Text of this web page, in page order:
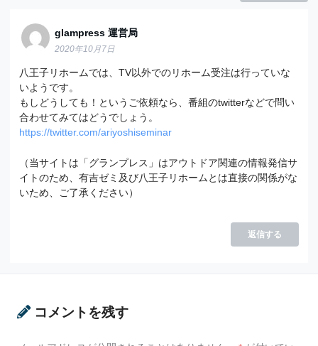
glampress 運営局
2020年10月7日
八王子リホームでは、TV以外でのリホーム受注は行っていな
いようです。
もしどうしても！というご依頼なら、番組のtwitterなどで問い
合わせてみてはどうでしょう。
https://twitter.com/ariyoshiseminar
（当サイトは「グランプレス」はアウトドア関連の情報発信サ
イトのため、有吉ゼミ及び八王子リホームとは直接の関係がな
いため、ご了承ください）
返信する
コメントを残す